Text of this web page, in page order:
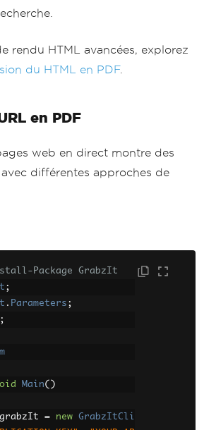
rendu HTML avancées, explorez
du HTML en PDF.
en PDF
web en direct montre des
avec différentes approches de
Package GrabzIt
;
. Parameters ;
;
Main()
= new
GrabzItCli